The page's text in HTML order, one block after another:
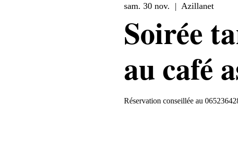
sam. 30 nov.
  |
Azillanet
Soirée
au café
Réservation conseillée au